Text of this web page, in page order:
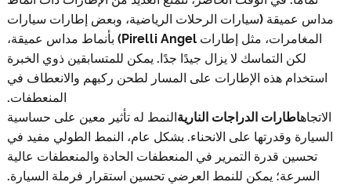
مداس عميقة (سيارات الرحلات الرياضية، وبعض إطارات سيارات
المغامرات، مثل إطارات Pirelli Angel) بأنماط مداس عميقة،
لكن التماسك لا يزال جيدًا جدًا. يمكن للمتسابقين ذوي الخبرة
استخدام هذه الإطارات على المسار لطحن ركبهم والانعطاف في
المنعطفات.
الاتجاهاطارات الدراجات الناريةالنمط له تأثير معين على حساسية
السيارة وقدرتها على الانحناء. بشكل عام، النمط الطولي مفيد في
تحسين قدرة التمرير في المنعطفات الحادة والمنعطفات عالية
السرعة؛ يمكن للنمط العرضي تحسين استقرار فرملة السيارة.